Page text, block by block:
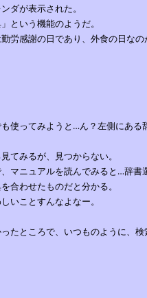
ダが表示された。
という機能のようだ。
労感謝の日であり、外食の日なの
使ってみようと…ん？左側にあ
てみるが、見つからない。
マニュアルを読んでみると…辞
合わせたものだと分かる。
いことすんなよなー。
たところで、いつものように、検